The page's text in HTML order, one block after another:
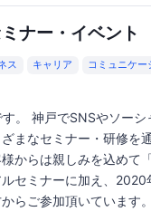
ナー・イベント
ス キャリア
コミュニケー
。 神戸でSNSやソーシ
まなセミナー・研修を
からは親しみを込めて
セミナーに加え、2020
らご参加頂いています